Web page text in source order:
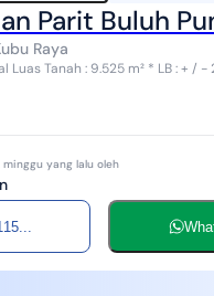
Parit Buluh
Raya
Luas Tanah : 9.525 m² * LB : + /
yang lalu oleh